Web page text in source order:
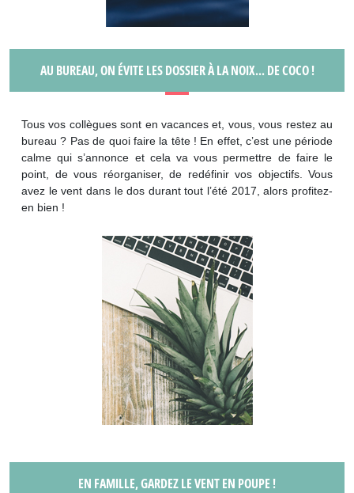
AU BUREAU, ON ÉVITE LES DOSSIER À LA NOIX... DE COCO !
Tous vos collègues sont en vacances et, vous, vous restez au
bureau ? Pas de quoi faire la tête ! En effet, c’est une période
calme qui s’annonce et cela va vous permettre de faire le
point, de vous réorganiser, de redéfinir vos objectifs. Vous
avez le vent dans le dos durant tout l’été 2017, alors profitez-
en bien !
EN FAMILLE, GARDEZ LE VENT EN POUPE !